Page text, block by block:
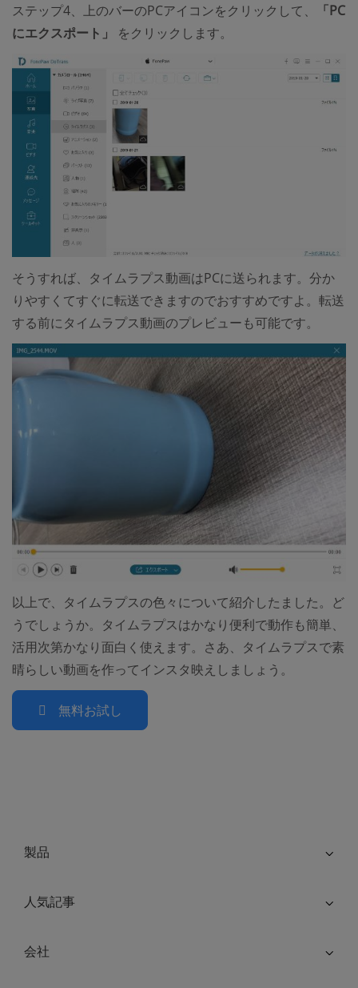
ステップ4、上のバーのPCアイコンをクリックして、
「PC
にエクスポート」
をクリックします。
そうすれば、タイムラプス動画はPCに送られます。分か
りやすくてすぐに転送できますのでおすすめですよ。転送
する前にタイムラプス動画のプレビューも可能です。
以上で、タイムラプスの色々について紹介したました。ど
うでしょうか。タイムラプスはかなり便利で動作も簡単、
活用次第かなり面白く使えます。さあ、タイムラプスで素
晴らしい動画を作ってインスタ映えしましょう。
無料お試し
製品
人気記事
会社